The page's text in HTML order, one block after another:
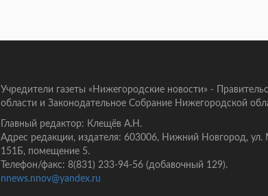
Учредители газеты «Нижегородские новости» -
области и Законодательное Собрание Нижегородской
Главный редактор: Клещёв А.Н.
Адрес редакции, издателя: 603006, Нижний Новгород, ул.
151Б, помещение 5.
Телефон/факс: 8(831) 233-94-56 (добавочный 129).
nnews.nnov@yandex.ru